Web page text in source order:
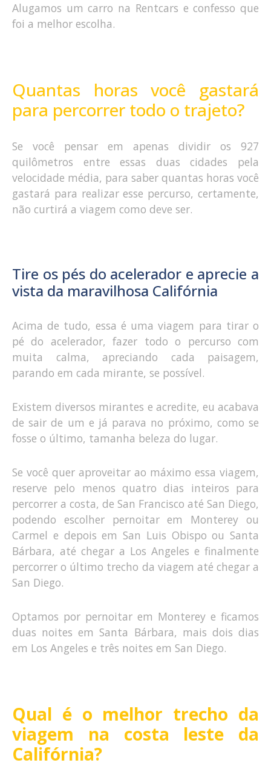
Alugamos um carro na Rentcars e confesso que
foi a melhor escolha.
Quantas horas você gastará
para percorrer todo o trajeto?
Se você pensar em apenas dividir os 927
quilômetros entre essas duas cidades pela
velocidade média, para saber quantas horas você
gastará para realizar esse percurso, certamente,
não curtirá a viagem como deve ser.
Tire os pés do acelerador e aprecie a
vista da maravilhosa Califórnia
Acima de tudo, essa é uma viagem para tirar o
pé do acelerador, fazer todo o percurso com
muita calma, apreciando cada paisagem,
parando em cada mirante, se possível.
Existem diversos mirantes e acredite, eu acabava
de sair de um e já parava no próximo, como se
fosse o último, tamanha beleza do lugar.
Se você quer aproveitar ao máximo essa viagem,
reserve pelo menos quatro dias inteiros para
percorrer a costa, de San Francisco até San Diego,
podendo escolher pernoitar em Monterey ou
Carmel e depois em San Luis Obispo ou Santa
Bárbara, até chegar a Los Angeles e finalmente
percorrer o último trecho da viagem até chegar a
San Diego.
Optamos por pernoitar em Monterey e ficamos
duas noites em Santa Bárbara, mais dois dias
em Los Angeles e três noites em San Diego.
Qual é o melhor trecho da
viagem na costa leste da
Califórnia?